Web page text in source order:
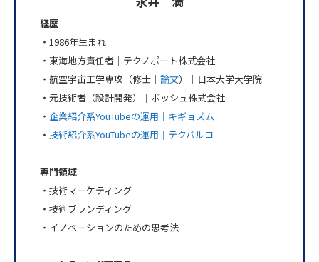
経歴
・1986年生まれ
・東海地方責任者｜テクノポート株式会社
・航空宇宙工学専攻（修士｜ 論文）｜日本大学大学院
・元技術者（設計開発）｜ボッシュ株式会社
・ 企業紹介系YouTubeの運用｜キギョズム
・ 技術紹介系YouTubeの運用｜テクパルコ
専門領域
・技術マーケティング
・技術ブランディング
・イノベーションのための思考法